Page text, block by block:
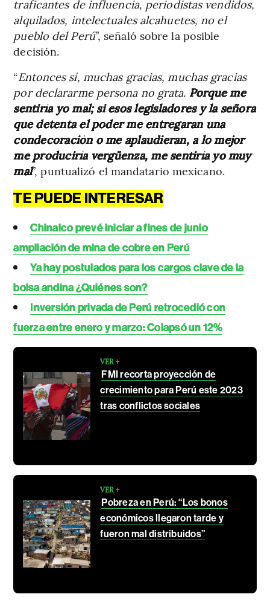
traficantes de influencia, periodistas vendidos,
alquilados, intelectuales alcahuetes, no el
pueblo del Perú”, señaló sobre la posible
decisión.
“Entonces sí, muchas gracias, muchas gracias
por declararme persona no grata. Porque me
sentiría yo mal; si esos legisladores y la señora
que detenta el poder me entregaran una
condecoración o me aplaudieran, a lo mejor
me produciría vergüenza, me sentiría yo muy
mal”, puntualizó el mandatario mexicano.
TE PUEDE INTERESAR
Chinalco prevé iniciar a fines de junio
ampliación de mina de cobre en Perú
Ya hay postulados para los cargos clave de la
bolsa andina ¿Quiénes son?
Inversión privada de Perú retrocedió con
fuerza entre enero y marzo: Colapsó un 12%
VER +
FMI recorta proyección de
crecimiento para Perú este 2023
tras conflictos sociales
VER +
Pobreza en Perú: “Los bonos
económicos llegaron tarde y
fueron mal distribuidos”